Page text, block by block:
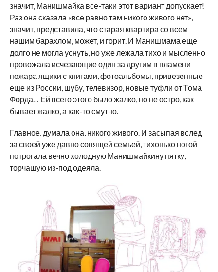
значит, Манишмайка все-таки этот вариант допускает!
Раз она сказала «все равно там никого живого нет»,
значит, представила, что старая квартира со всем
нашим барахлом, может, и горит. И Манишмама еще
долго не могла уснуть, но уже лежала тихо и мысленно
провожала исчезающие один за другим в пламени
пожара ящики с книгами, фотоальбомы, привезенные
еще из России, шубу, телевизор, новые туфли от Тома
Форда… Ей всего этого было жалко, но не остро, как
бывает жалко, а как-то смутно.
Главное, думала она, никого живого. И засыпая вслед
за своей уже давно сопящей семьей, тихонько ногой
потрогала вечно холодную Манишмайкину пятку,
торчащую из-под одеяла.